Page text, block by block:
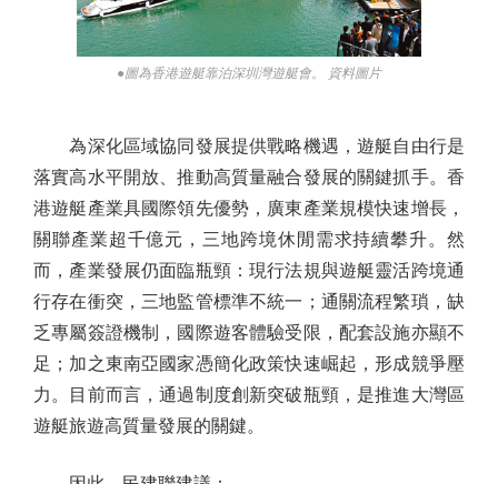
●圖為香港遊艇靠泊深圳灣遊艇會。 資料圖片
為深化區域協同發展提供戰略機遇，遊艇自由行是
落實高水平開放、推動高質量融合發展的關鍵抓手。香
港遊艇產業具國際領先優勢，廣東產業規模快速增長，
關聯產業超千億元，三地跨境休閒需求持續攀升。然
而，產業發展仍面臨瓶頸：現行法規與遊艇靈活跨境通
行存在衝突，三地監管標準不統一；通關流程繁瑣，缺
乏專屬簽證機制，國際遊客體驗受限，配套設施亦顯不
足；加之東南亞國家憑簡化政策快速崛起，形成競爭壓
力。目前而言，通過制度創新突破瓶頸，是推進大灣區
遊艇旅遊高質量發展的關鍵。